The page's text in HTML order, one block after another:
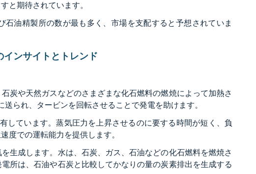
と期待されています。
油精製所の数が最も多く、市場を支配すると予想されていま
ンサイトとトレンド
炭や天然ガスなどのさまざまな化石燃料の燃焼によって加熱さ
られ、タービンを回転させることで発電を助けます。
しています。蒸気圧力を上昇させるのに要する時間が短く、負
度での運転能力を提供します。
生成します。水は、石炭、ガス、石油などの化石燃料を燃焼さ
所は、石油や石炭と比較してかなりの量の炭素排出を生成する